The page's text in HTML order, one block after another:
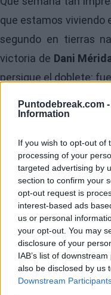
Puntodebreak.com -
Information
If you wish to opt-out of
processing of your
targeted advertising by
section to confirm your
opt-out request is
interest-based ads
us or personal
your opt-out. You may
disclosure of your
IAB’s list of
also be disclosed by us
Downstream
que estamos viviendo
segundo en tierras
victoria de Dani
persigue el doblete:
semifinales tras
1 y 6-4,
caras conAlejandro
para superar a
un muro unPablo
tinerfeñas su mejor
arrojo a Luka Mikrut
un póker
lo impidió al
Martín Tiffón (6-7(8),